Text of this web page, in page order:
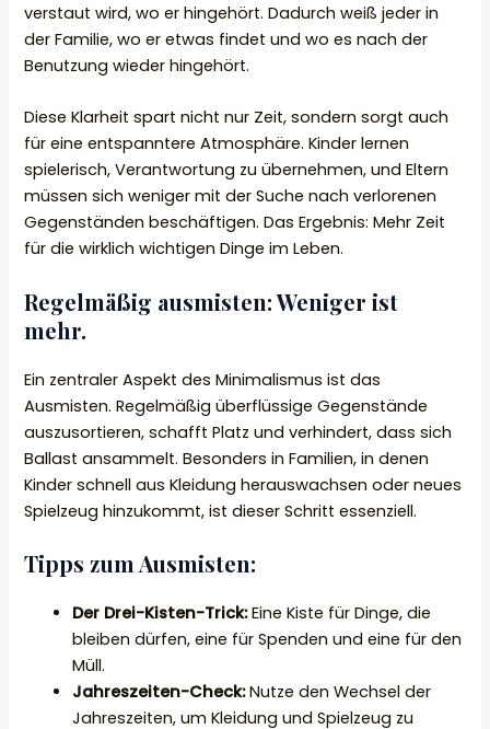
verstaut wird, wo er hingehört. Dadurch weiß jeder in
der Familie, wo er etwas findet und wo es nach der
Benutzung wieder hingehört.
Diese Klarheit spart nicht nur Zeit, sondern sorgt auch
für eine entspanntere Atmosphäre. Kinder lernen
spielerisch, Verantwortung zu übernehmen, und Eltern
müssen sich weniger mit der Suche nach verlorenen
Gegenständen beschäftigen. Das Ergebnis: Mehr Zeit
für die wirklich wichtigen Dinge im Leben.
Regelmäßig ausmisten: Weniger ist
mehr.
Ein zentraler Aspekt des Minimalismus ist das
Ausmisten. Regelmäßig überflüssige Gegenstände
auszusortieren, schafft Platz und verhindert, dass sich
Ballast ansammelt. Besonders in Familien, in denen
Kinder schnell aus Kleidung herauswachsen oder neues
Spielzeug hinzukommt, ist dieser Schritt essenziell.
Tipps zum Ausmisten:
Der Drei-Kisten-Trick:Eine Kiste für Dinge, die
bleiben dürfen, eine für Spenden und eine für den
Müll.
Jahreszeiten-Check:Nutze den Wechsel der
Jahreszeiten, um Kleidung und Spielzeug zu